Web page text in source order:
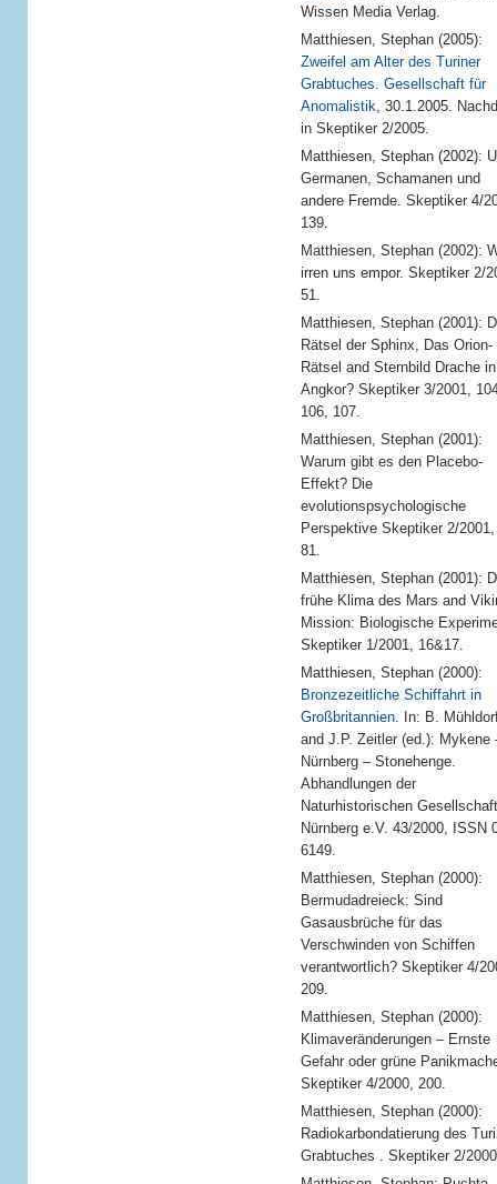
Wissen Media Verlag.
Matthiesen, Stephan (2005):
Zweifel am Alter des Turiner
Grabtuches. Gesellschaft für
Anomalistik, 30.1.2005.
in Skeptiker 2/2005.
Matthiesen, Stephan (2002):
Germanen, Schamanen und
andere Fremde. Skeptiker 4/
139.
Matthiesen, Stephan (2002):
irren uns empor. Skeptiker 2/
51.
Matthiesen, Stephan (2001):
Rätsel der Sphinx, Das Orion-
Rätsel and Sternbild Drache in
Angkor? Skeptiker 3/2001,
106, 107.
Matthiesen, Stephan (2001):
Warum gibt es den Placebo-
Effekt? Die
evolutionspsychologische
Perspektive Skeptiker 2/2001,
81.
Matthiesen, Stephan (2001):
frühe Klima des Mars and
Mission: Biologische
Skeptiker 1/2001, 16&17.
Matthiesen, Stephan (2000):
Bronzezeitliche Schiffahrt in
Großbritannien. In: B.
and J.P. Zeitler (ed.): Mykene
Nürnberg – Stonehenge.
Abhandlungen der
Naturhistorischen Gesellschaft
Nürnberg e.V. 43/2000, ISSN
6149.
Matthiesen, Stephan (2000):
Bermudadreieck: Sind
Gasausbrüche für das
Verschwinden von Schiffen
verantwortlich? Skeptiker 4/
209.
Matthiesen, Stephan (2000):
Klimaveränderungen – Ernste
Gefahr oder grüne
Skeptiker 4/2000, 200.
Matthiesen, Stephan (2000):
Radiokarbondatierung des
Grabtuches . Skeptiker 2/